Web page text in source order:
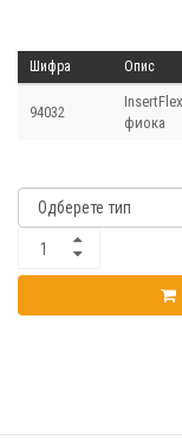
Шифра Опис
94032
фиока